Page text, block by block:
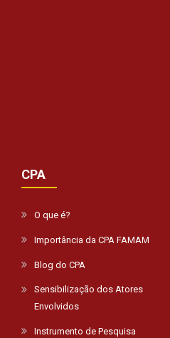
CPA
O que é?
Importância da CPA FAMAM
Blog do CPA
Sensibilização dos Atores
Envolvidos
Instrumento de Pesquisa